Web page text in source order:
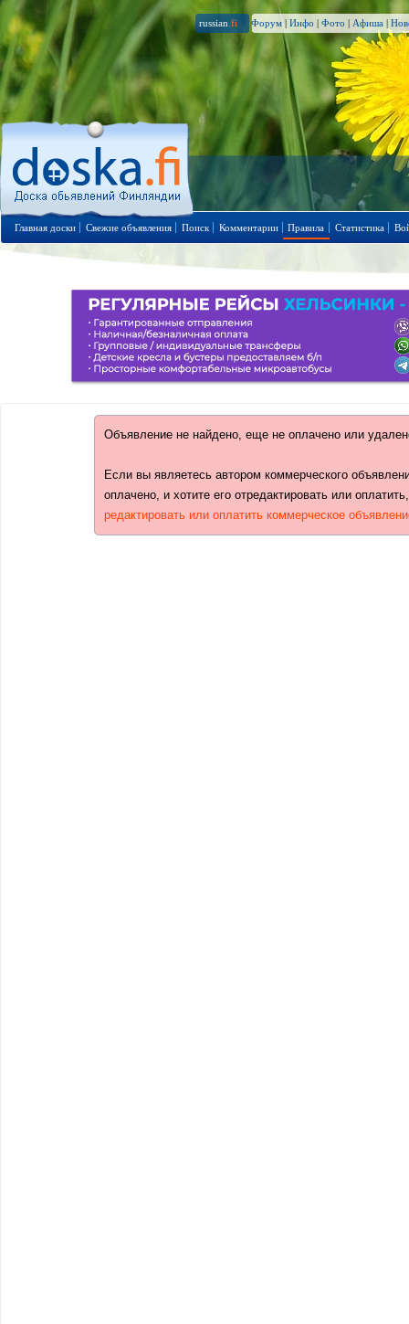
russian .fi Форум | Инфо | Фото | Афиша |
Главная доски Свежие объявления Поиск Комментарии Правила Статистика
Объявление не найдено, еще не оплачено или
Если вы являетесь автором коммерческого
оплачено, и хотите его отредактировать или
редактировать или оплатить коммерческое